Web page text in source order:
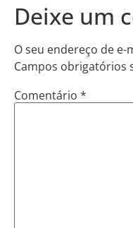
Deixe um
O seu endereço de
Campos obrigatórios
Comentário *